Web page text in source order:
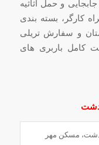
و حمل اثاثیه
کارگر، بسته بندی
و سفارش تریلی
کامل باربری های
مسکن مهر